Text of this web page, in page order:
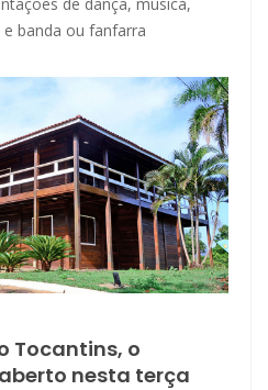
banda ou fanfarra
Tocantins, o
nesta terça